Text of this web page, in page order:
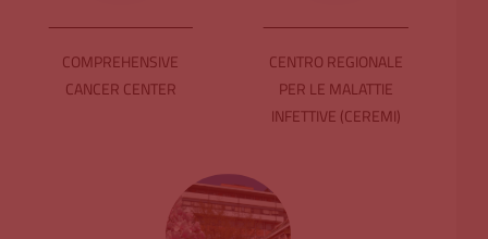
COMPREHENSIVE
CANCER CENTER
CENTRO REGIONALE
PER LE MALATTIE
INFETTIVE (CEREMI)